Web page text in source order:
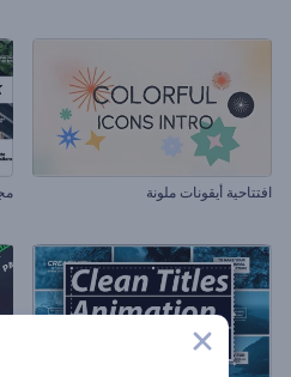
افتتاحية أيقونات ملونة